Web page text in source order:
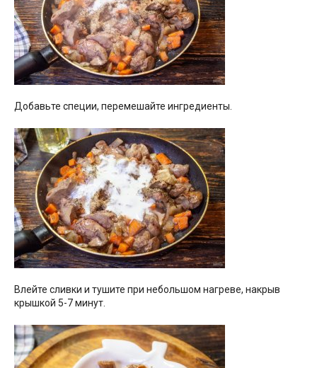
Добавьте специи, перемешайте ингредиенты.
Влейте сливки и тушите при небольшом нагреве, накрыв
крышкой 5-7 минут.